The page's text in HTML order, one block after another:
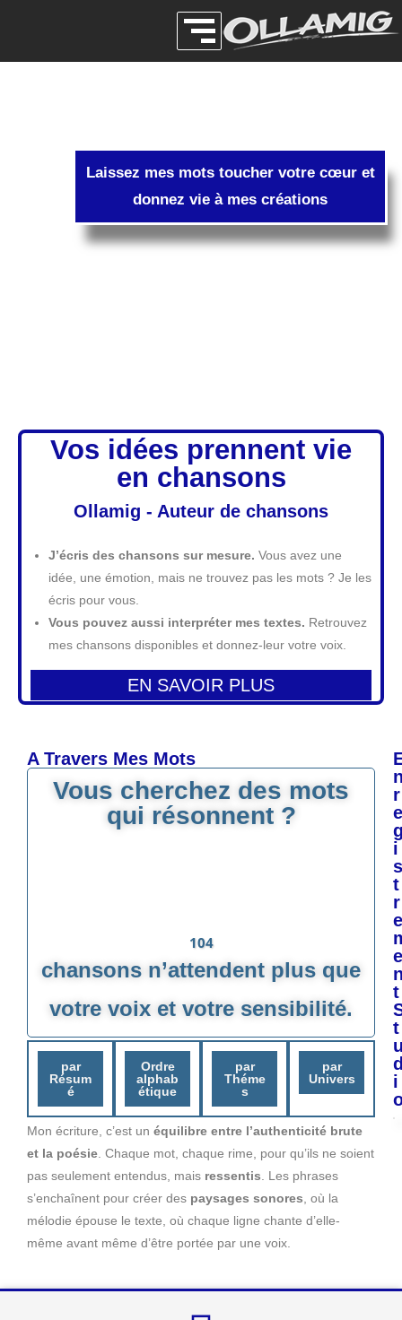
Laissez mes mots toucher votre cœur et
donnez vie à mes créations
Vos idées prennent vie
en chansons
Ollamig - Auteur de chansons
J’écris des chansons sur mesure. Vous avez une
idée, une émotion, mais ne trouvez pas les mots ? Je les
écris pour vous.
Vous pouvez aussi interpréter mes textes. Retrouvez
mes chansons disponibles et donnez-leur votre voix.
EN SAVOIR PLUS
A Travers Mes Mots
Mon écriture, c’est un équilibre entre l’authenticité brute
et la poésie . Chaque mot, chaque rime, pour qu’ils ne soient
pas seulement entendus, mais ressentis . Les phrases
s’enchaînent pour créer des paysages sonores , où la
mélodie épouse le texte, où chaque ligne chante d’elle-
même avant même d’être portée par une voix.
Vous cherchez des mots
qui résonnent ?
104
chansons n’attendent plus que
votre voix et votre sensibilité.
par
Résum
é
Ordre
alphab
étique
par
Théme
s
par
Univers
r
e
i
s
t
r
e
e
t
t
i